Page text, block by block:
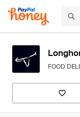
FOOD